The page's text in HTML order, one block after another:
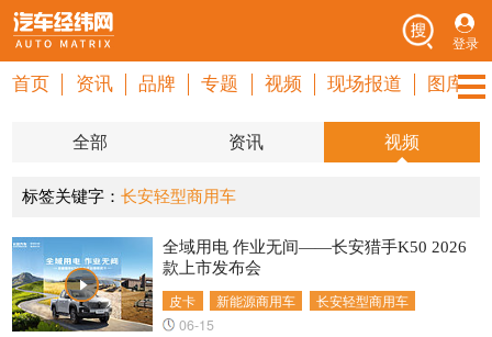
登录
首页 资讯 品牌 专题 视频 现场报道 图库
全部 资讯 视频
标签关键字： 长安轻型商用车
皮卡 新能源商用车 长安轻型商用车
全域用电 作业无间——长安猎手K50 2026
款上市发布会
06-15